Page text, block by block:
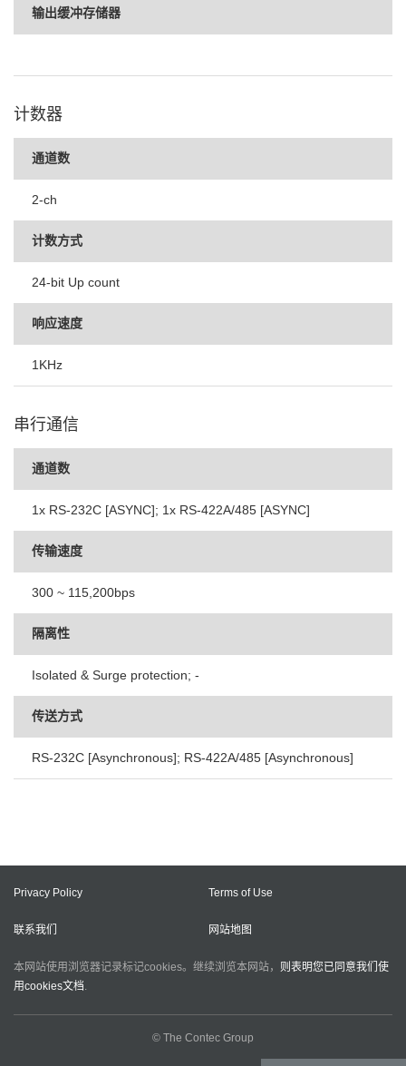
输出缓冲存储器
计数器
通道数
2-ch
计数方式
24-bit Up count
响应速度
1KHz
串行通信
通道数
1x RS-232C [ASYNC]; 1x RS-422A/485 [ASYNC]
传输速度
300 ~ 115,200bps
隔离性
Isolated & Surge protection; -
传送方式
RS-232C [Asynchronous]; RS-422A/485 [Asynchronous]
Privacy Policy Terms of Use
联系我们 网站地图
本网站使用浏览器记录标记cookies。继续浏览本网站， 则表明您已同意我们使
用cookies文档.
© The Contec Group